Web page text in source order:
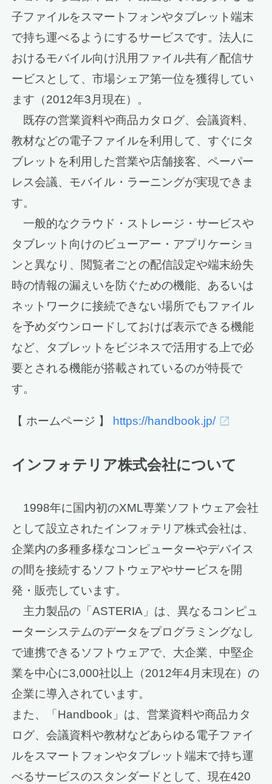
子ファイルをスマートフォンやタブレット端末
で持ち運べるようにするサービスです。法人に
おけるモバイル向け汎用ファイル共有／配信サ
ービスとして、市場シェア第一位を獲得してい
ます（2012年3月現在）。
既存の営業資料や商品カタログ、会議資料、
教材などの電子ファイルを利用して、すぐにタ
ブレットを利用した営業や店舗接客、ペーパー
レス会議、モバイル・ラーニングが実現できま
す。
一般的なクラウド・ストレージ・サービスや
タブレット向けのビューアー・アプリケーショ
ンと異なり、閲覧者ごとの配信設定や端末紛失
時の情報の漏えいを防ぐための機能、あるいは
ネットワークに接続できない場所でもファイル
を予めダウンロードしておけば表示できる機能
など、タブレットをビジネスで活用する上で必
要とされる機能が搭載されているのが特長で
す。
【 ホームページ 】 https://handbook.jp/
インフォテリア株式会社について
1998年に国内初のXML専業ソフトウェア会社
として設立されたインフォテリア株式会社は、
企業内の多種多様なコンピューターやデバイス
の間を接続するソフトウェアやサービスを開
発・販売しています。
主力製品の「ASTERIA」は、異なるコンピュ
ーターシステムのデータをプログラミングなし
で連携できるソフトウェアで、大企業、中堅企
業を中心に3,000社以上（2012年4月末現在）の
企業に導入されています。
また、「Handbook」は、営業資料や商品カタ
ログ、会議資料や教材などあらゆる電子ファイ
ルをスマートフォンやタブレット端末で持ち運
べるサービスのスタンダードとして、現在420